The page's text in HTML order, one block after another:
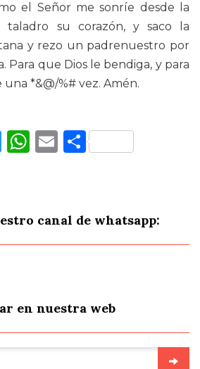
el Señor me sonríe desde la
taladro su corazón, y saco la
y rezo un padrenuestro por
Para que Dios le bendiga, y para
*&@/%# vez. Amén.
Twitter
WhatsApp
Email
canal de whatsapp:
en nuestra web